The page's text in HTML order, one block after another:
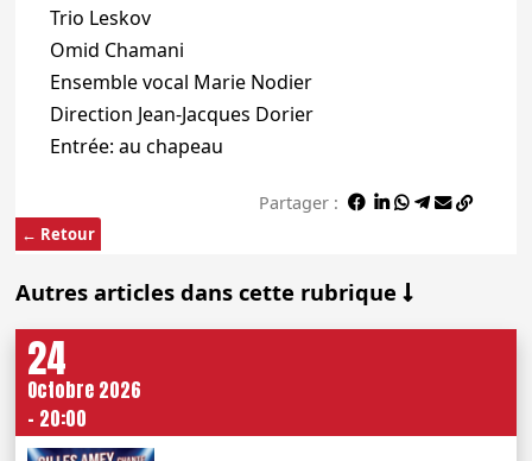
← Retour
Trio Leskov
Omid Chamani
Ensemble vocal Marie Nodier
Direction Jean-Jacques Dorier
Entrée: au chapeau
Partager :
Autres articles dans cette rubrique
24
Octobre 2026
- 20:00